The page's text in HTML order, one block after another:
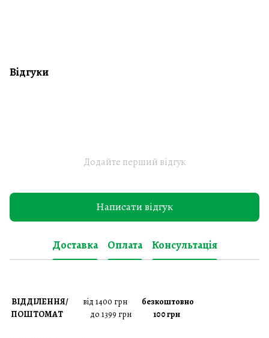
Відгуки
Додайте перший відгук
Написати відгук
Доставка Оплата Консультація
ВІДДІЛЕННЯ/ від 1400 грн безкоштовно
ПОШТОМАТ до 1399 грн 100 грн